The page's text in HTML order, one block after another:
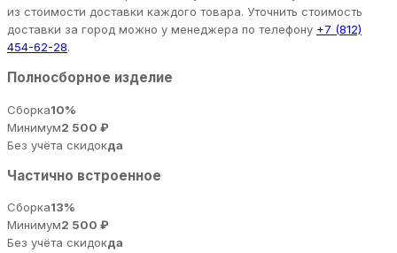
из стоимости доставки каждого товара. Уточнить стоимость
доставки за город можно у менеджера по телефону +7 (812)
454-62-28.
Полносборное изделие
Сборка10%
Минимум2 500 ₽
Без учёта скидокда
Частично встроенное
Сборка13%
Минимум2 500 ₽
Без учёта скидокда